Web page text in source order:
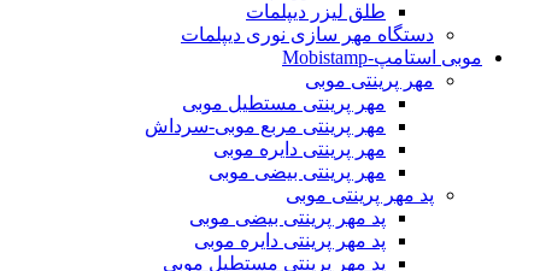
طلق لیزر دیپلمات
دستگاه مهر سازی نوری دیپلمات
موبی استامپ-Mobistamp
مهر پرینتی موبی
مهر پرینتی مستطیل موبی
مهر پرینتی مربع موبی-سرداش
مهر پرینتی دایره موبی
مهر پرینتی بیضی موبی
پد مهر پرینتی موبی
پد مهر پرینتی بیضی موبی
پد مهر پرینتی دایره موبی
پد مهر پرینتی مستطیل موبی